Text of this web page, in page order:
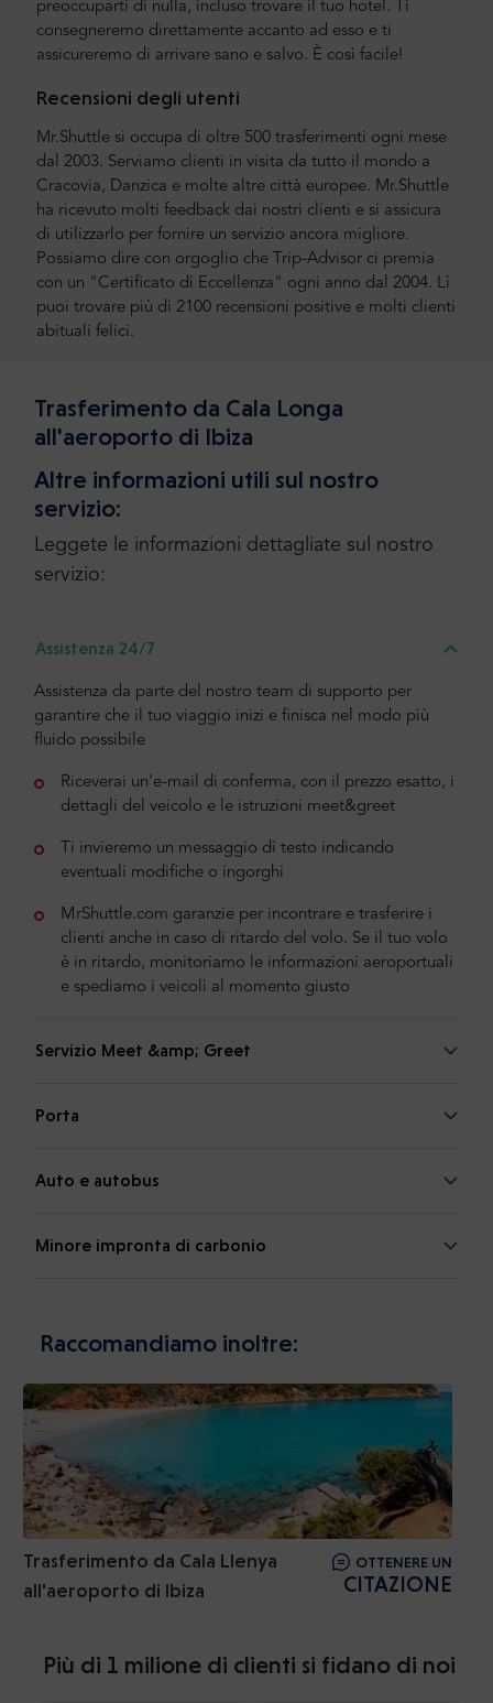
preoccuparti di nulla, incluso trovare il tuo hotel. Ti
consegneremo direttamente accanto ad esso e ti
assicureremo di arrivare sano e salvo. È così facile!
Recensioni degli utenti
Mr.Shuttle si occupa di oltre 500 trasferimenti ogni mese
dal 2003. Serviamo clienti in visita da tutto il mondo a
Cracovia, Danzica e molte altre città europee. Mr.Shuttle
ha ricevuto molti feedback dai nostri clienti e si assicura
di utilizzarlo per fornire un servizio ancora migliore.
Possiamo dire con orgoglio che Trip-Advisor ci premia
con un "Certificato di Eccellenza" ogni anno dal 2004. Lì
puoi trovare più di 2100 recensioni positive e molti clienti
abituali felici.
Trasferimento da Cala Longa
all'aeroporto di Ibiza
Altre informazioni utili sul nostro
servizio:
Leggete le informazioni dettagliate sul nostro
servizio:
Assistenza 24/7
Assistenza da parte del nostro team di supporto per
garantire che il tuo viaggio inizi e finisca nel modo più
fluido possibile
Riceverai un'e-mail di conferma, con il prezzo esatto, i
dettagli del veicolo e le istruzioni meet&greet
Ti invieremo un messaggio di testo indicando
eventuali modifiche o ingorghi
MrShuttle.com garanzie per incontrare e trasferire i
clienti anche in caso di ritardo del volo. Se il tuo volo
è in ritardo, monitoriamo le informazioni aeroportuali
e spediamo i veicoli al momento giusto
Servizio Meet &amp; Greet
Porta
Auto e autobus
Minore impronta di carbonio
Raccomandiamo inoltre:
Trasferimento da Cala Llenya
all'aeroporto di Ibiza
OTTENERE UN
CITAZIONE
Più di 1 milione di clienti si fidano di noi